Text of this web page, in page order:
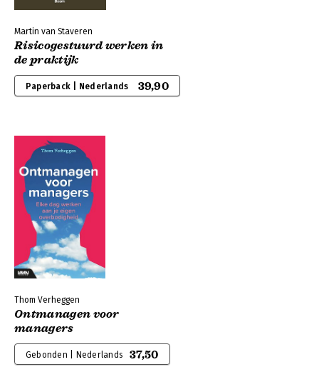
Martin van Staveren
Risicogestuurd werken in
de praktijk
Paperback | Nederlands 39,90
Thom Verheggen
Ontmanagen voor
managers
Gebonden | Nederlands 37,50